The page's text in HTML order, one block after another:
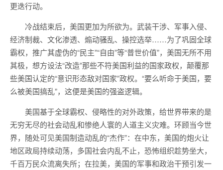
更迭行动。
冷战结束后，美国更加为所欲为。武装干涉、军事入侵、
经济制裁、文化渗透、煽动骚乱、操控选举……为了巩固全球
霸权，推广其虚伪的“民主”“自由”等“普世价值”，美国无所不用
其极，想方设法“改造”那些不符美国利益的国家政权，颠覆那
些美国认定的“意识形态敌对国家”政权。“要么听命于美国，要
么被美国搞乱”，这便是美国的强盗逻辑。
美国基于全球霸权、侵略性的对外政策，给世界带来的是
无穷无尽的社会动乱和惨绝人寰的人道主义灾难。环顾当今世
界，随处可见美国制造动乱的“杰作”：在中东，美国的炮火让
地区政局持续动荡，多国社会内乱不止，恐怖组织趁势坐大，
千百万民众流离失所；在拉美，美国的军事和政治干预引发一